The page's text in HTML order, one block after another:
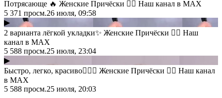
Потрясающе 🔥 Женские Причёски 💇‍♀️ Наш канал в MAX
5 371 просм.26 июля, 09:58
▶
2 варианта лёгкой укладки✨ Женские Причёски 💇‍♀️ Наш
канал в MAX
5 588 просм.25 июля, 23:04
▶
Быстро, легко, красиво👍🏻😍 Женские Причёски 💇‍♀️ Наш канал
в MAX
5 588 просм.25 июля, 20:03